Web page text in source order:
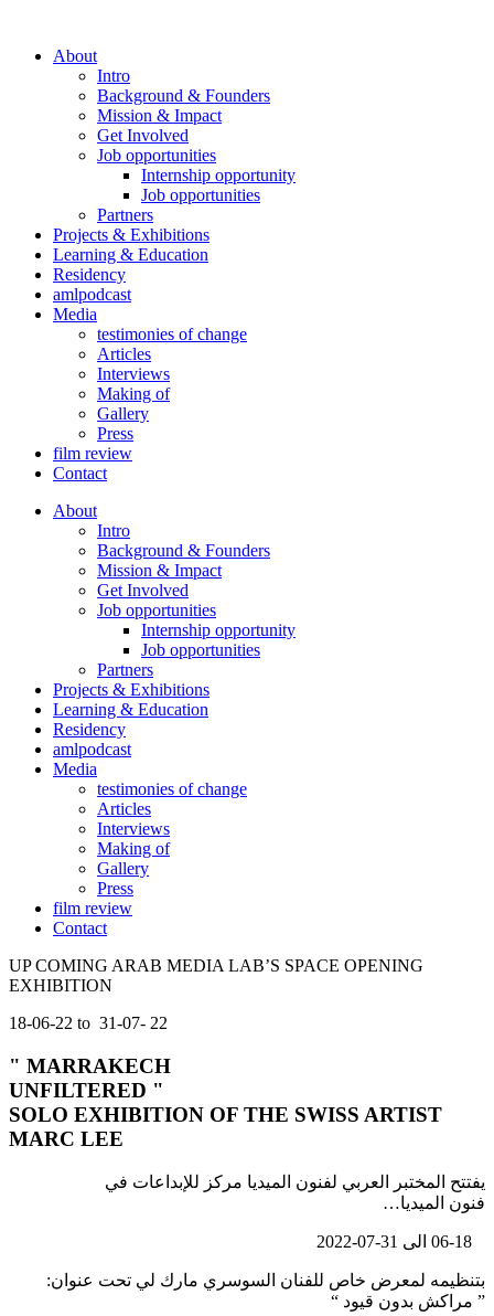
About
Intro
Background & Founders
Mission & Impact
Get Involved
Job opportunities
Internship opportunity
Job opportunities
Partners
Projects & Exhibitions
Learning & Education
Residency
amlpodcast
Media
testimonies of change
Articles
Interviews
Making of
Gallery
Press
film review
Contact
About
Intro
Background & Founders
Mission & Impact
Get Involved
Job opportunities
Internship opportunity
Job opportunities
Partners
Projects & Exhibitions
Learning & Education
Residency
amlpodcast
Media
testimonies of change
Articles
Interviews
Making of
Gallery
Press
film review
Contact
UP COMING ARAB MEDIA LAB’S SPACE OPENING
EXHIBITION
18-06-22 to 31-07- 22
" MARRAKECH
UNFILTERED "
SOLO EXHIBITION OF THE SWISS ARTIST
MARC LEE
يفتتح المختبر العربي لفنون الميديا مركز للإبداعات في
فنون الميديا…
18 الى 31-07-2022
بتنظيمه لمعرض خاص للفنان السوسري مارك لي تحت عنوان:
” مراكش بدون قيود “